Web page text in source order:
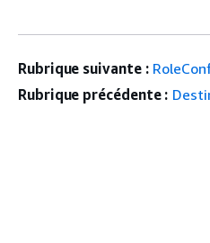
Rubrique suivante :
Rubrique précédente :